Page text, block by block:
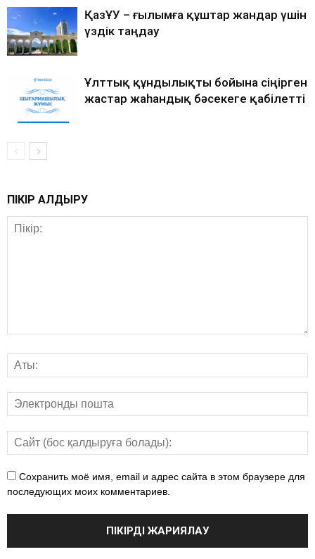
ҚазҰУ – ғылымға құштар жандар үшін
үздік таңдау
Ұлттық құндылықты бойына сіңірген
жастар жаһандық бәсекеге қабілетті
ПІКІР ҚАЛДЫРУ
Сохранить моё имя, email и адрес сайта в этом браузере для
последующих моих комментариев.